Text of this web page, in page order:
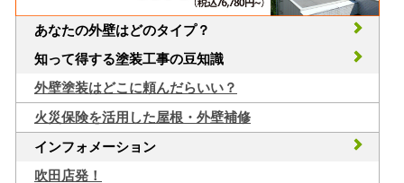
あなたの外壁はどのタイプ？
知って得する塗装工事の豆知識
外壁塗装はどこに頼んだらいい？
火災保険を活用した屋根・外壁補修
インフォメーション
吹田店発！